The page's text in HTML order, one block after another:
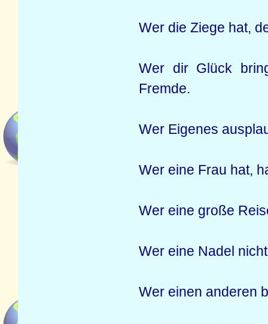
Wer die Ziege hat,
Wer dir Glück
Fremde.
Wer Eigenes
Wer eine Frau hat,
Wer eine große
Wer eine Nadel
Wer einen anderen